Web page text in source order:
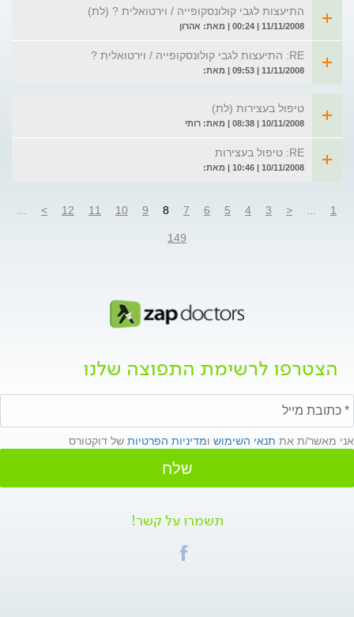
התיעצות לגבי קולונסקופייה / וירטואלית ? (לת)
11/11/2008 | 00:24 | מאת: אהרון
RE: התיעצות לגבי קולונסקופייה / וירטואלית ?
11/11/2008 | 09:53 | מאת:
טיפול בעצירות (לת)
10/11/2008 | 08:38 | מאת: רותי
RE: טיפול בעצירות
10/11/2008 | 10:46 | מאת:
1
<
3
4
5
6
7
8
9
10
11
12
>
149
הצטרפו לרשימת התפוצה שלנו
אני מאשר/ת את תנאי השימוש ומדיניות הפרטיות של דוקטורס
שלח
תשמרו על קשר!